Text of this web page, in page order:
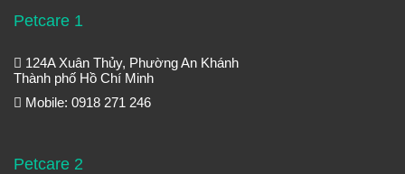
Petcare 1
124A Xuân Thủy, Phường An Khánh
Thành phố Hồ Chí Minh
Mobile: 0918 271 246
Petcare 2